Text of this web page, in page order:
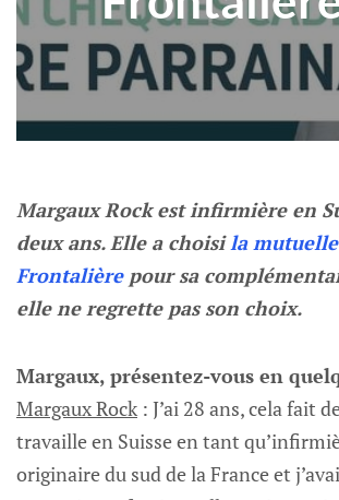
Margaux Rock est infirmière en
deux ans. Elle a choisila
Frontalièrepour sa
elle ne regrette pas son choix.
Margaux, présentez-vous en
Margaux Rock: J’ai 28 ans, cela fait
travaille en Suisse en tant
originaire du sud de la France et